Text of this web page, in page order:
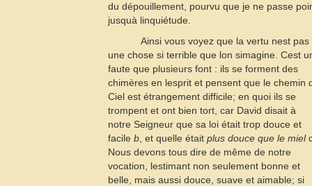
du dépouillement, pourvu que je ne passe
jusquà linquiétude.
Ainsi vous voyez que la vertu nest pas
une chose si terrible que lon simagine. Cest
faute que plusieurs font : ils se forment des
chimères en lesprit et pensent que le chemin
Ciel est étrangement difficile; en quoi ils se
trompent et ont bien tort, car David disait à
notre Seigneur que sa loi était trop douce et
facile b , et quelle était plus douce que le miel
Nous devons tous dire de même de notre
vocation, lestimant non seulement bonne et
belle, mais aussi douce, suave et aimable; si